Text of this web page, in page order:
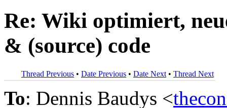
Re: Wiki optimiert,
& (source) code
Thread Previous • Date Previous • Date Next • Thread Next
To: Dennis Baudys <